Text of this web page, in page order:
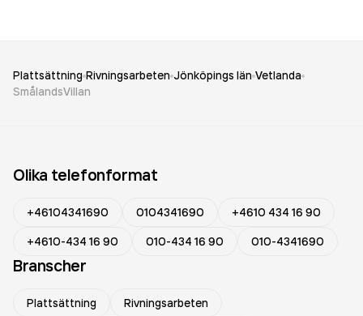
Plattsättning Rivningsarbeten Jönköpings län Vetlanda
SmålandsVillan
Olika telefonformat
+46104341690 0104341690
+4610 434 16 90
+4610-434 16 90
010-434 16 90 010-4341690
Branscher
Plattsättning
Rivningsarbeten